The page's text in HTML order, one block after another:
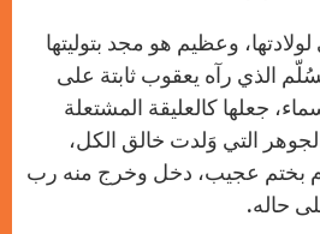
وعظيم هو مجد بتوليتها
الذي رآه يعقوب ثابتة على
جعلها كالعليقة المشتعلة
التي وَلدت خالق الكل،
بختم عجيب، دخل وخرج منه رب
حاله.